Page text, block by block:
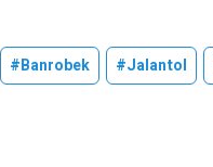
#banrobek #jalantol